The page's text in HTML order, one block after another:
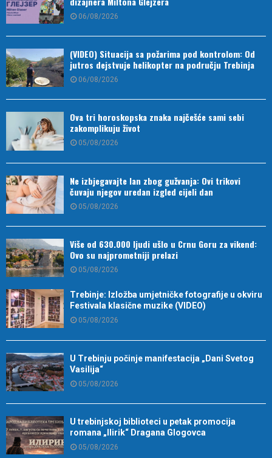
06/08/2026
(VIDEO) Situacija sa požarima pod kontrolom: Od
jutros dejstvuje helikopter na području Trebinja
06/08/2026
Ova tri horoskopska znaka najčešće sami sebi
zakomplikuju život
05/08/2026
Ne izbjegavajte lan zbog gužvanja: Ovi trikovi
čuvaju njegov uredan izgled cijeli dan
05/08/2026
Više od 630.000 ljudi ušlo u Crnu Goru za vikend:
Ovo su najprometniji prelazi
05/08/2026
Trebinje: Izložba umjetničke fotografije u okviru
Festivala klasične muzike (VIDEO)
05/08/2026
U Trebinju počinje manifestacija „Dani Svetog
Vasilija“
05/08/2026
U trebinjskoj biblioteci u petak promocija
romana „Ilirik“ Dragana Glogovca
05/08/2026